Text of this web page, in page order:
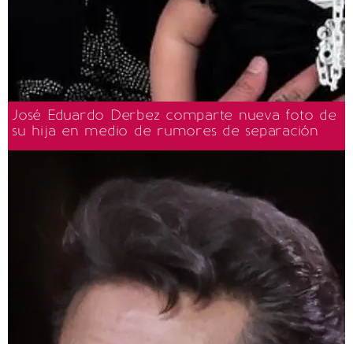
José Eduardo Derbez comparte nueva foto de
su hija en medio de rumores de separación